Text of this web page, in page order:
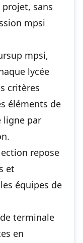
sans
mpsi
mpsi,
lycée
critères
éléments de
ligne par
repose
et
équipes de
terminale
en